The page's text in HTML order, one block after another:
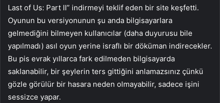
Last of Us: Part II” indirmeyi teklif eden bir site keşfetti.
Oyunun bu versiyonunun şu anda bilgisayarlara
gelmediğini bilmeyen kullanıcılar (daha duyurusu bile
yapılmadı) asıl oyun yerine israflı bir döküman indirecekler.
Bu pis evrak yıllarca fark edilmeden bilgisayarda
saklanabilir, bir şeylerin ters gittiğini anlamazsınız çünkü
gözle görülür bir hasara neden olmayabilir, sadece işini
sessizce yapar.